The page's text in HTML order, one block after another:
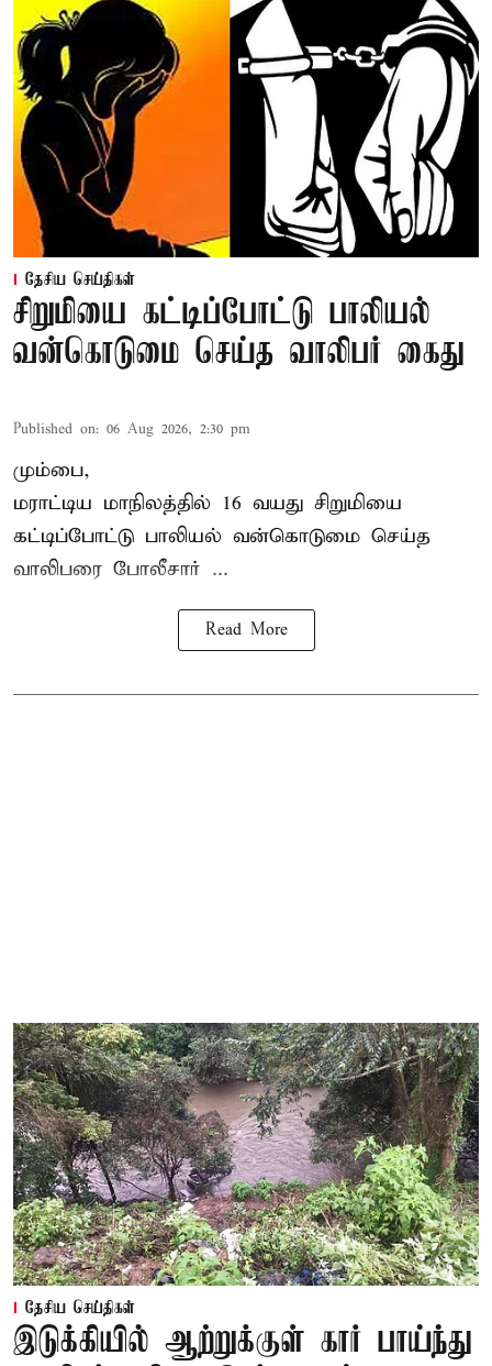
தேசிய செய்திகள்
சிறுமியை கட்டிப்போட்டு பாலியல்
வன்கொடுமை செய்த வாலிபர் கைது
Published on: 06 Aug 2026, 2:30 pm
மும்பை,
மராட்டிய மாநிலத்தில் 16 வயது சிறுமியை
கட்டிப்போட்டு பாலியல் வன்கொடுமை செய்த
வாலிபரை போலீசார் ...
Read More
தேசிய செய்திகள்
இடுக்கியில் ஆற்றுக்குள் கார் பாய்ந்து